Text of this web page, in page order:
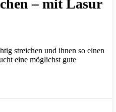
– mit Lasur
streichen und ihnen so einen
eine möglichst gute